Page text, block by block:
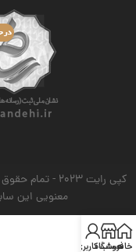
کپی رایت 2023 - تمام حقوق برای
معنویی این
خانهفروشگاه
حساب کاربری من